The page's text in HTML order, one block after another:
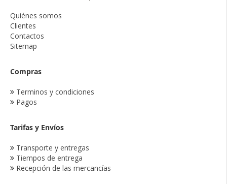
Quiénes somos
Clientes
Contactos
Sitemap
Compras
Terminos y condiciones
Pagos
Tarifas y Envíos
Transporte y entregas
Tiempos de entrega
Recepción de las mercancías